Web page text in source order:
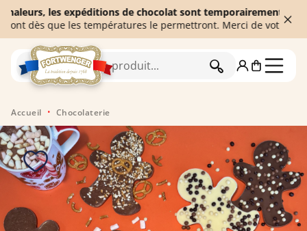
les expéditions de chocolat sont temporairement
que les températures le permettront. Merci de votre
RECHERCHER
Accueil Chocolaterie